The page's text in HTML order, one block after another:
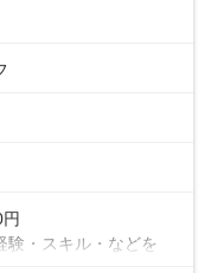
後、あなたには調理
ルールを把握してく
理方法は、給食等の
手がけていく集団調
、ご飯担当、盛り付
＞業務に慣れてきた
ていきます。パート
・スキル・などを